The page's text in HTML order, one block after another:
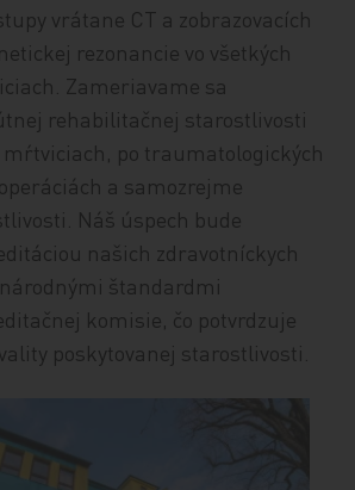
vrátane CT a zobrazovacích
rezonancie vo všetkých
Zameriavame sa
rehabilitačnej starostlivosti
mŕtviciach, po traumatologických
a samozrejme
Náš úspech bude
našich zdravotníckych
štandardmi
komisie, čo potvrdzuje
poskytovanej starostlivosti.